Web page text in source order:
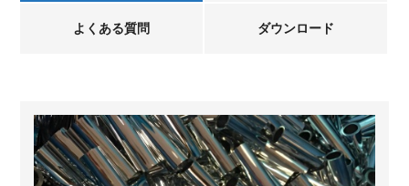
よくある質問 ダウンロード